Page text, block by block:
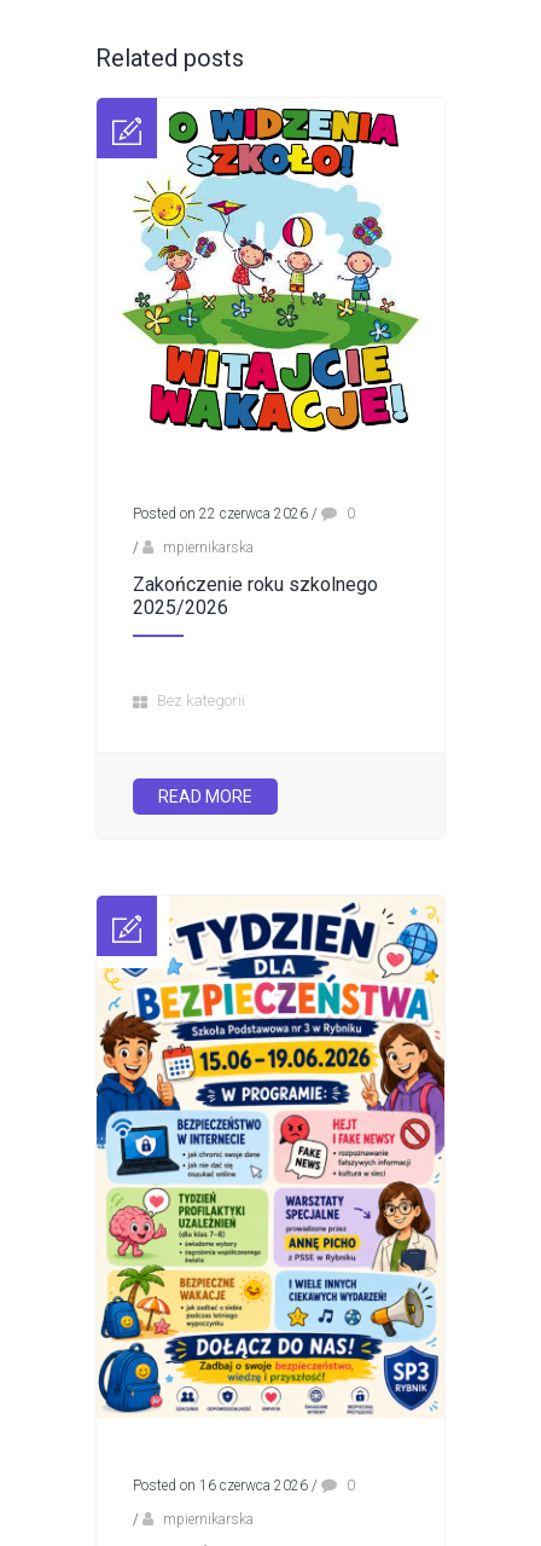
Related posts
Posted on 22 czerwca 2026 /
0
/
mpiernikarska
Zakończenie roku szkolnego
2025/2026
Bez kategorii
READ MORE
Posted on 16 czerwca 2026 /
0
/
mpiernikarska